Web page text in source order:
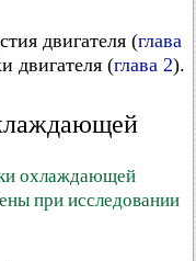
двигателя (глава
двигателя (глава 2).
охлаждающей
при исследовании